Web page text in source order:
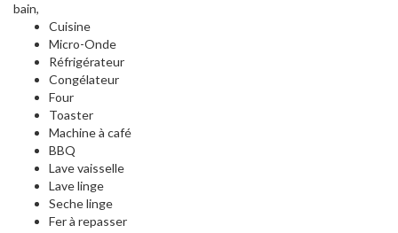
bain,
Cuisine
Micro-Onde
Réfrigérateur
Congélateur
Four
Toaster
Machine à café
BBQ
Lave vaisselle
Lave linge
Seche linge
Fer à repasser